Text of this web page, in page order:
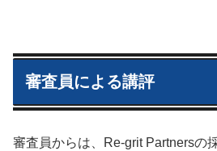
審査員による講評
審査員からは、Re-grit Partnersの